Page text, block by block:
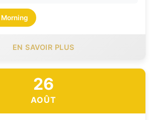
EN SAVOIR PLUS
26
AOÛT